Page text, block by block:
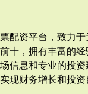
配资平台，致力
十，拥有丰富的
信息和专业的投
现财务增长和投